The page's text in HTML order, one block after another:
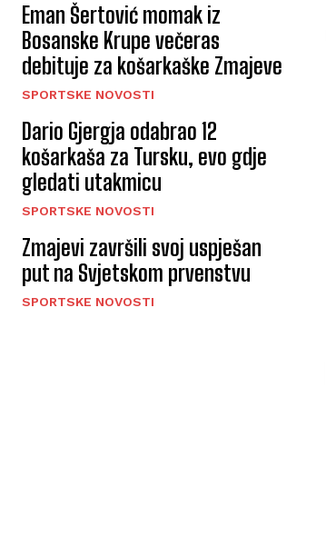
Eman Šertović momak iz
Bosanske Krupe večeras
debituje za košarkaške Zmajeve
SPORTSKE NOVOSTI
Dario Gjergja odabrao 12
košarkaša za Tursku, evo gdje
gledati utakmicu
SPORTSKE NOVOSTI
Zmajevi završili svoj uspješan
put na Svjetskom prvenstvu
SPORTSKE NOVOSTI